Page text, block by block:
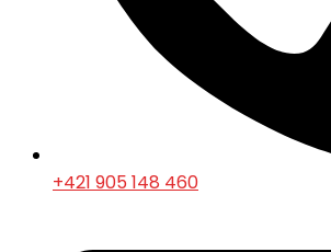
+421 905 148 460